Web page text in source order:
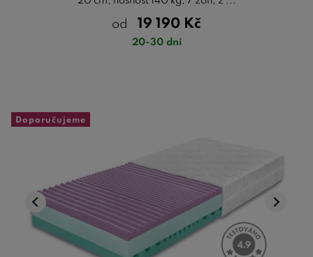
od 19 190 Kč
20-30 dní
Doporučujeme